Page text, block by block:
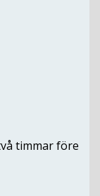
timmar före